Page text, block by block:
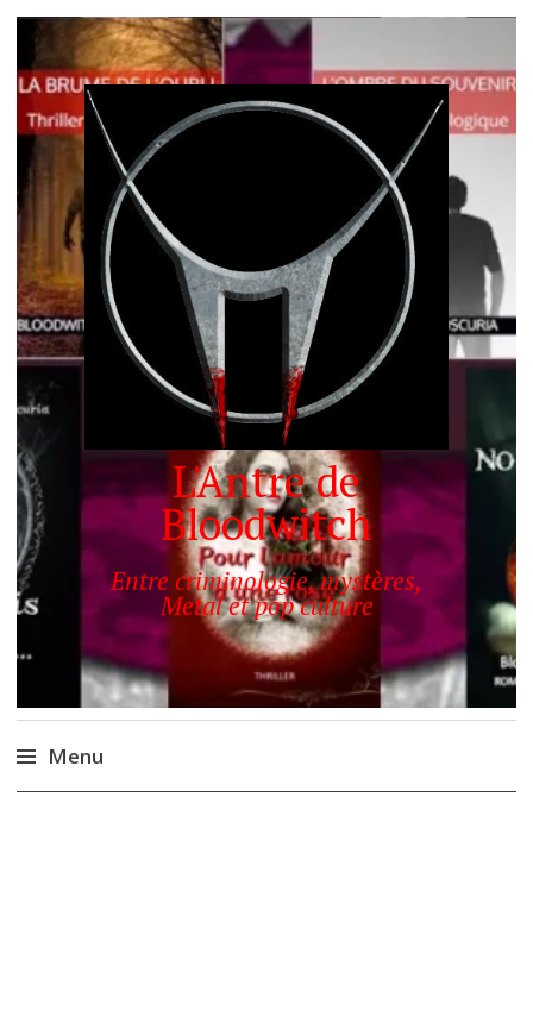
L'Antre de
Bloodwitch
Entre criminologie, mystères,
Metal et pop culture
Menu